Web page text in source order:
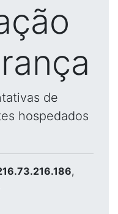
de
hospedados
,